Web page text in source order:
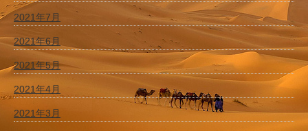
2021年7月
2021年6月
2021年5月
2021年4月
2021年3月